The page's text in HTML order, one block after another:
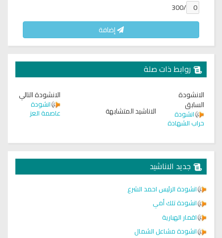
/300
إضافة
روابط ذات صلة
الانشودة
السابق
انشودة
حراب الشهادة
الاناشيد المتشابهة
الانشودة التالي
انشودة
عاصمة العز
جديد الاناشيد
انشودة الرئيس احمد الشرع
انشودة تلك أمي
اقمار الهبارية
انشودة مشاعل الشمال